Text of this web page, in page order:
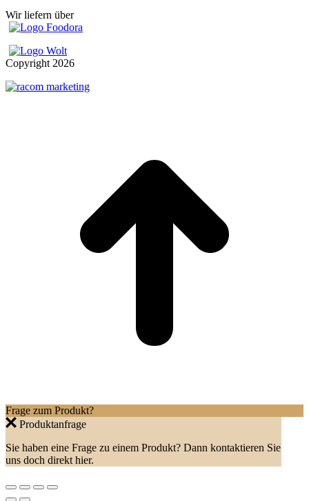
Wir liefern über
Copyright 2026
Frage zum Produkt?
Produktanfrage
Sie haben eine Frage zu einem Produkt? Dann kontaktieren Sie
uns doch direkt hier.